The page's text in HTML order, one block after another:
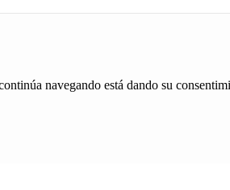
navegando está dando su